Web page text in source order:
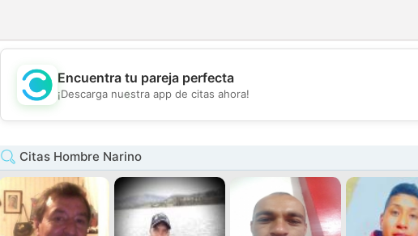
💕
Encuentra tu pareja perfecta
¡Descarga nuestra app de citas ahora!
Citas Hombre Narino